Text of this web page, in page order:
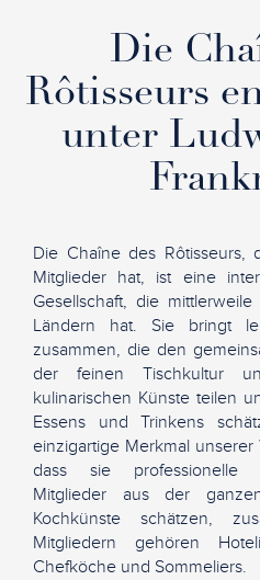
Die
Rôtisseurs
unter
Die Chaîne des
Mitglieder hat, ist eine
Gesellschaft, die
Ländern hat. Sie bringt
zusammen, die den
der feinen Tischkultur
kulinarischen Künste teilen
Essens und Trinkens
einzigartige Merkmal
dass sie professionelle
Mitglieder aus der
Kochkünste schätzen,
Mitgliedern gehören
Chefköche und Sommeliers.